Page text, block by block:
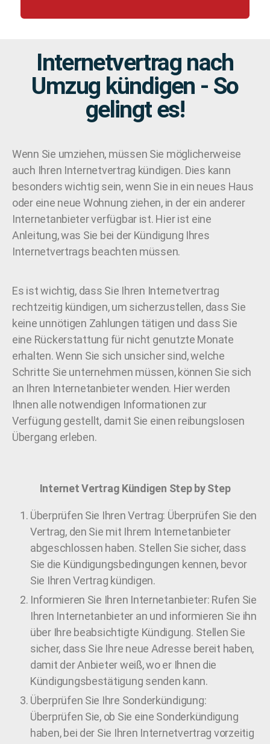
Internetvertrag nach
Umzug kündigen - So
gelingt es!
Wenn Sie umziehen, müssen Sie möglicherweise
auch Ihren Internetvertrag kündigen. Dies kann
besonders wichtig sein, wenn Sie in ein neues Haus
oder eine neue Wohnung ziehen, in der ein anderer
Internetanbieter verfügbar ist. Hier ist eine
Anleitung, was Sie bei der Kündigung Ihres
Internetvertrags beachten müssen.
Es ist wichtig, dass Sie Ihren Internetvertrag
rechtzeitig kündigen, um sicherzustellen, dass Sie
keine unnötigen Zahlungen tätigen und dass Sie
eine Rückerstattung für nicht genutzte Monate
erhalten. Wenn Sie sich unsicher sind, welche
Schritte Sie unternehmen müssen, können Sie sich
an Ihren Internetanbieter wenden. Hier werden
Ihnen alle notwendigen Informationen zur
Verfügung gestellt, damit Sie einen reibungslosen
Übergang erleben.
Internet Vertrag Kündigen Step by Step
Überprüfen Sie Ihren Vertrag: Überprüfen Sie den
Vertrag, den Sie mit Ihrem Internetanbieter
abgeschlossen haben. Stellen Sie sicher, dass
Sie die Kündigungsbedingungen kennen, bevor
Sie Ihren Vertrag kündigen.
Informieren Sie Ihren Internetanbieter: Rufen Sie
Ihren Internetanbieter an und informieren Sie ihn
über Ihre beabsichtigte Kündigung. Stellen Sie
sicher, dass Sie Ihre neue Adresse bereit haben,
damit der Anbieter weiß, wo er Ihnen die
Kündigungsbestätigung senden kann.
Überprüfen Sie Ihre Sonderkündigung:
Überprüfen Sie, ob Sie eine Sonderkündigung
haben, bei der Sie Ihren Internetvertrag vorzeitig